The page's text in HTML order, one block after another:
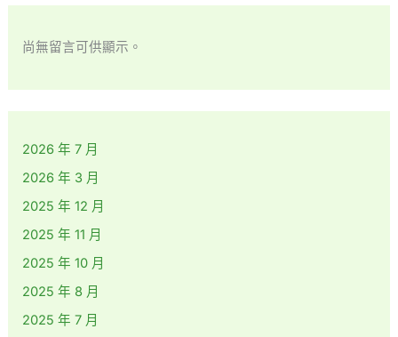
尚無留言可供顯示。
2026 年 7 月
2026 年 3 月
2025 年 12 月
2025 年 11 月
2025 年 10 月
2025 年 8 月
2025 年 7 月